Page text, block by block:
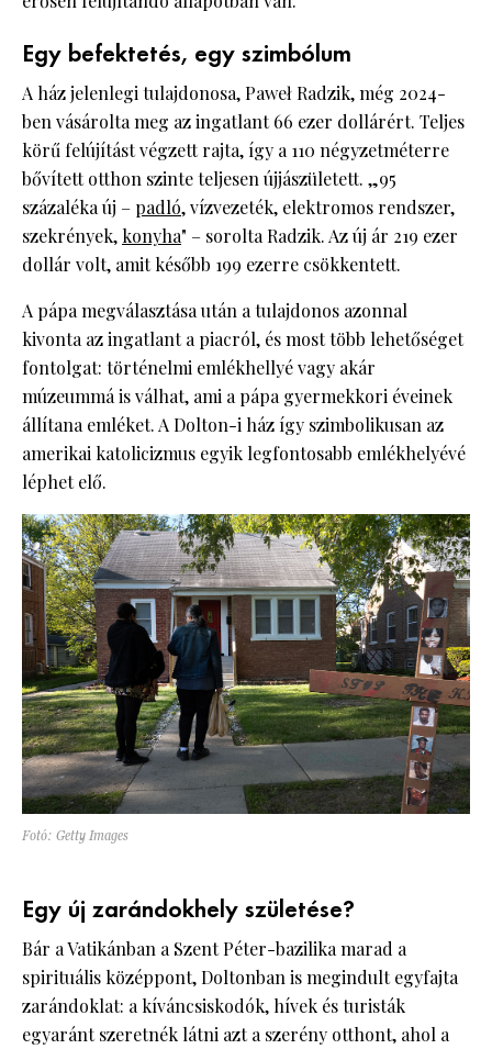
Egy befektetés, egy szimbólum
A ház jelenlegi tulajdonosa, Paweł Radzik, még 2024-
ben vásárolta meg az ingatlant 66 ezer dollárért. Teljes
körű felújítást végzett rajta, így a 110 négyzetméterre
bővített otthon szinte teljesen újjászületett. „95
százaléka új – padló, vízvezeték, elektromos rendszer,
szekrények, konyha" – sorolta Radzik. Az új ár 219 ezer
dollár volt, amit később 199 ezerre csökkentett.
A pápa megválasztása után a tulajdonos azonnal
kivonta az ingatlant a piacról, és most több lehetőséget
fontolgat: történelmi emlékhellyé vagy akár
múzeummá is válhat, ami a pápa gyermekkori éveinek
állítana emléket. A Dolton-i ház így szimbolikusan az
amerikai katolicizmus egyik legfontosabb emlékhelyévé
léphet elő.
Fotó: Getty Images
Egy új zarándokhely születése?
Bár a Vatikánban a Szent Péter-bazilika marad a
spirituális középpont, Doltonban is megindult egyfajta
zarándoklat: a kíváncsiskodók, hívek és turisták
egyaránt szeretnék látni azt a szerény otthont, ahol a